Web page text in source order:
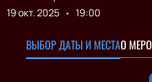
19 окт. 2025
19:00
ВЫБОР ДАТЫ И МЕСТАО